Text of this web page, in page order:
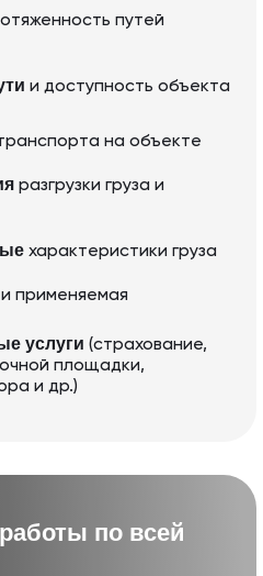
путей
и доступность объекта
на объекте
разгрузки груза и
характеристики груза
и применяемая
услуги (страхование,
площадки,
и др.)
по всей